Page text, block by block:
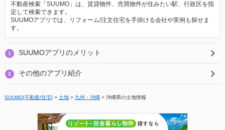
不動産検索「SUUMO」は、賃貸物件、売買物件が住みたい駅、行政区を指
定して検索できます。
SUUMOアプリでは、リフォーム/注文住宅を手掛ける会社や実例も探せま
す。
1 SUUMOアプリのメリット
2 その他のアプリ紹介
SUUMO[不動産/住宅] > 土地 > 九州・沖縄 > 沖縄県の土地情報